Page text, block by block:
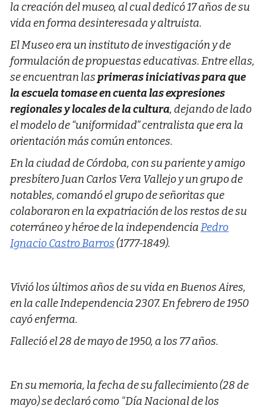
la creación del museo, al cual dedicó 17 años de su
vida en forma desinteresada y altruista.
El Museo era un instituto de investigación y de
formulación de propuestas educativas. Entre ellas,
se encuentran lasprimeras iniciativas para que
la escuela tomase en cuenta las expresiones
regionales y locales de la cultura, dejando de lado
el modelo de “uniformidad” centralista que era la
orientación más común entonces.​
En la ciudad de Córdoba, con su pariente y amigo
presbítero Juan Carlos Vera Vallejo y un grupo de
notables, comandó el grupo de señoritas que
colaboraron en la expatriación de los restos de su
coterráneo y héroe de la independenciaPedro
Ignacio Castro Barros(1777-1849).
Vivió los últimos años de su vida en Buenos Aires,
en la calle Independencia 2307. En febrero de 1950
cayó enferma.
Falleció el 28 de mayo de 1950, a los 77 años.
En su memoria, la fecha de su fallecimiento (28 de
mayo) se declaró como "Día Nacional de los